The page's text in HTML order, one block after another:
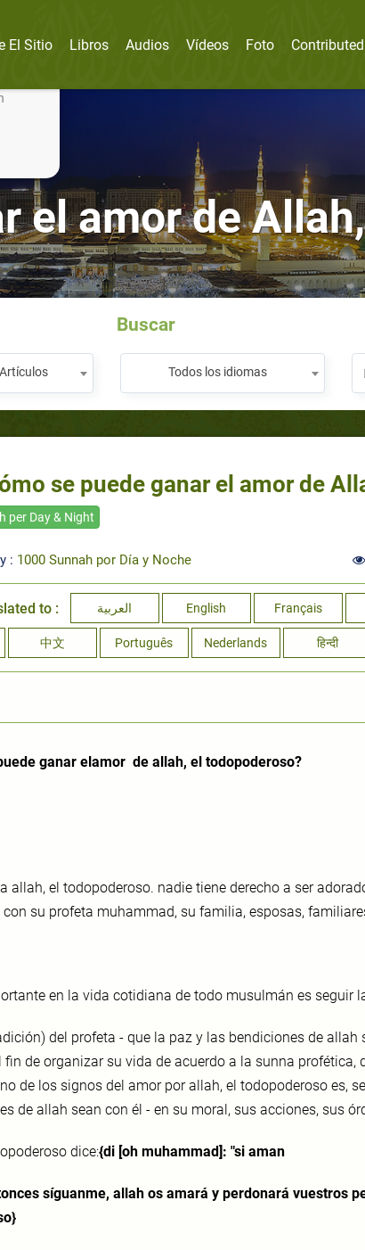
it.
El Sitio Libros Audios Vídeos Foto
el amor de
Buscar
Artículos Todos los idiomas
se puede ganar el amor de
per Day & Night
: 1000 Sunnah por Día y Noche
to : العربية English Français
中文 Português Nederlands हिन्दी
ganar elamor de allah, el todopoderoso?
allah, el todopoderoso. nadie tiene derecho a ser
su profeta muhammad, su familia, esposas,
en la vida cotidiana de todo musulmán es seguir
del profeta - que la paz y las bendiciones de allah
fin de organizar su vida de acuerdo a la sunna profética,
de los signos del amor por allah, el todopoderoso es,
de allah sean con él - en su moral, sus acciones, sus
dice:{di [oh muhammad]: "si aman
síguanme, allah os amará y perdonará vuestros